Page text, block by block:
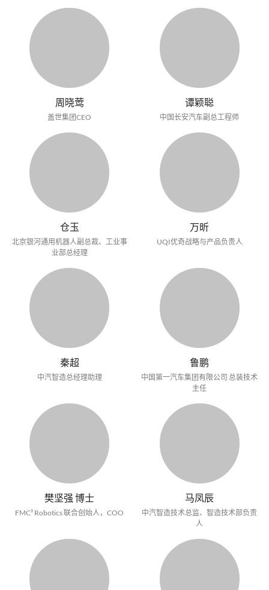
周晓莺
盖世集团CEO
谭颖聪
中国长安汽车副总工程师
仓玉
北京银河通用机器人副总裁、工业事
业部总经理
万昕
UQI优奇战略与产品负责人
秦超
中汽智造总经理助理
鲁鹏
中国第一汽车集团有限公司 总装技术
主任
樊坚强 博士
FMC³ Robotics 联合创始人，COO
马凤辰
中汽智造技术总监、智造技术部负责
人